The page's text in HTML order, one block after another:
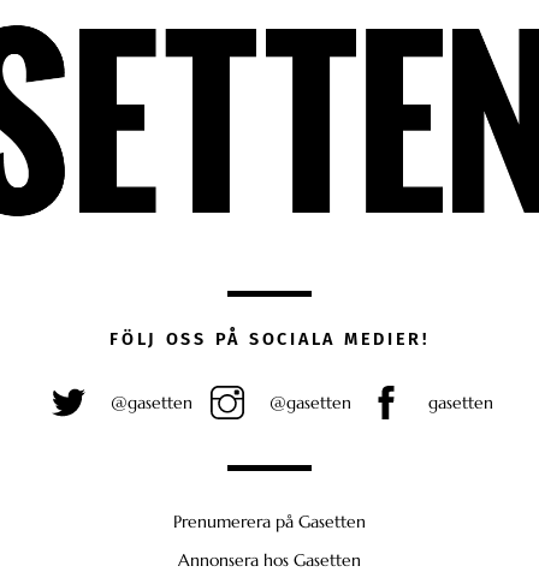
FÖLJ OSS PÅ SOCIALA MEDIER!
@gasetten @gasetten gasetten
Prenumerera på Gasetten
Annonsera hos Gasetten